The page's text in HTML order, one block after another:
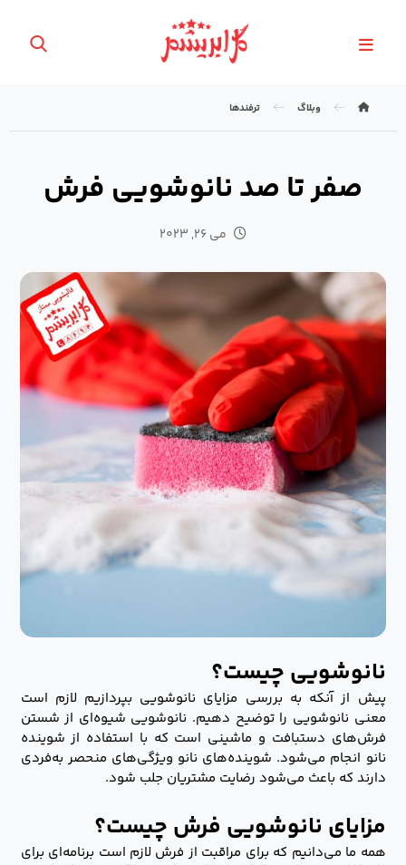
وبلاگ ترفندها
صفر تا صد نانوشویی فرش
می ۲۶, ۲۰۲۳
نانوشویی چیست؟
پیش از آنکه به بررسی مزایای نانوشویی بپردازیم لازم است
معنی نانوشویی را توضیح دهیم. نانوشویی شیوه‌ای از شستن
فرش‌های دستبافت و ماشینی است که با استفاده از شوینده
نانو انجام می‌شود. شوینده‌های نانو ویژگی‌های منحصر به‌فردی
دارند که باعث می‌شود رضایت مشتریان جلب شود.
مزایای نانوشویی فرش چیست؟
همه ما می‌دانیم که برای مراقبت از فرش لازم است برنامه‌ای برای